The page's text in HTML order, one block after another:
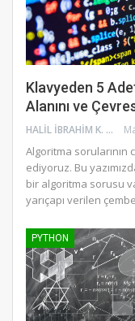
Klavyeden 5
Alanını ve
HALIL İBRAHIM K.
Algoritma
ediyoruz. Bu
bir algoritma sorusu
yarıçapı verilen
PYTHON